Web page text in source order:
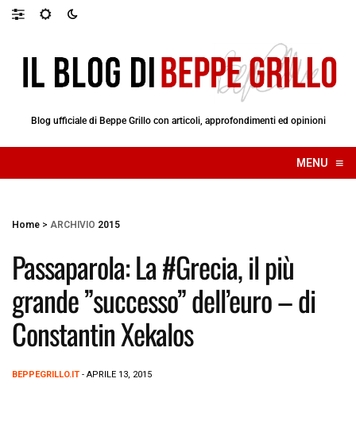
Blog ufficiale di Beppe Grillo con articoli, approfondimenti ed opinioni
MENU ≡
☰
Home > ARCHIVIO 2015
Passaparola: La #Grecia, il più
grande ”successo” dell’euro – di
Constantin Xekalos
BEPPEGRILLO.IT - APRILE 13, 2015